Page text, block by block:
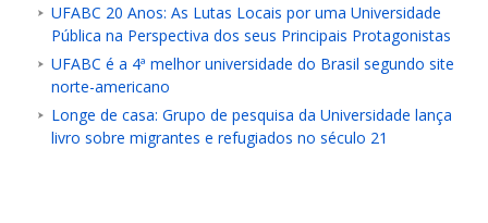
UFABC 20 Anos: As Lutas Locais por uma Universidade
Pública na Perspectiva dos seus Principais Protagonistas
UFABC é a 4ª melhor universidade do Brasil segundo site
norte-americano
Longe de casa: Grupo de pesquisa da Universidade lança
livro sobre migrantes e refugiados no século 21